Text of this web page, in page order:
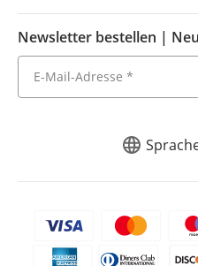
Newsletter bestellen |